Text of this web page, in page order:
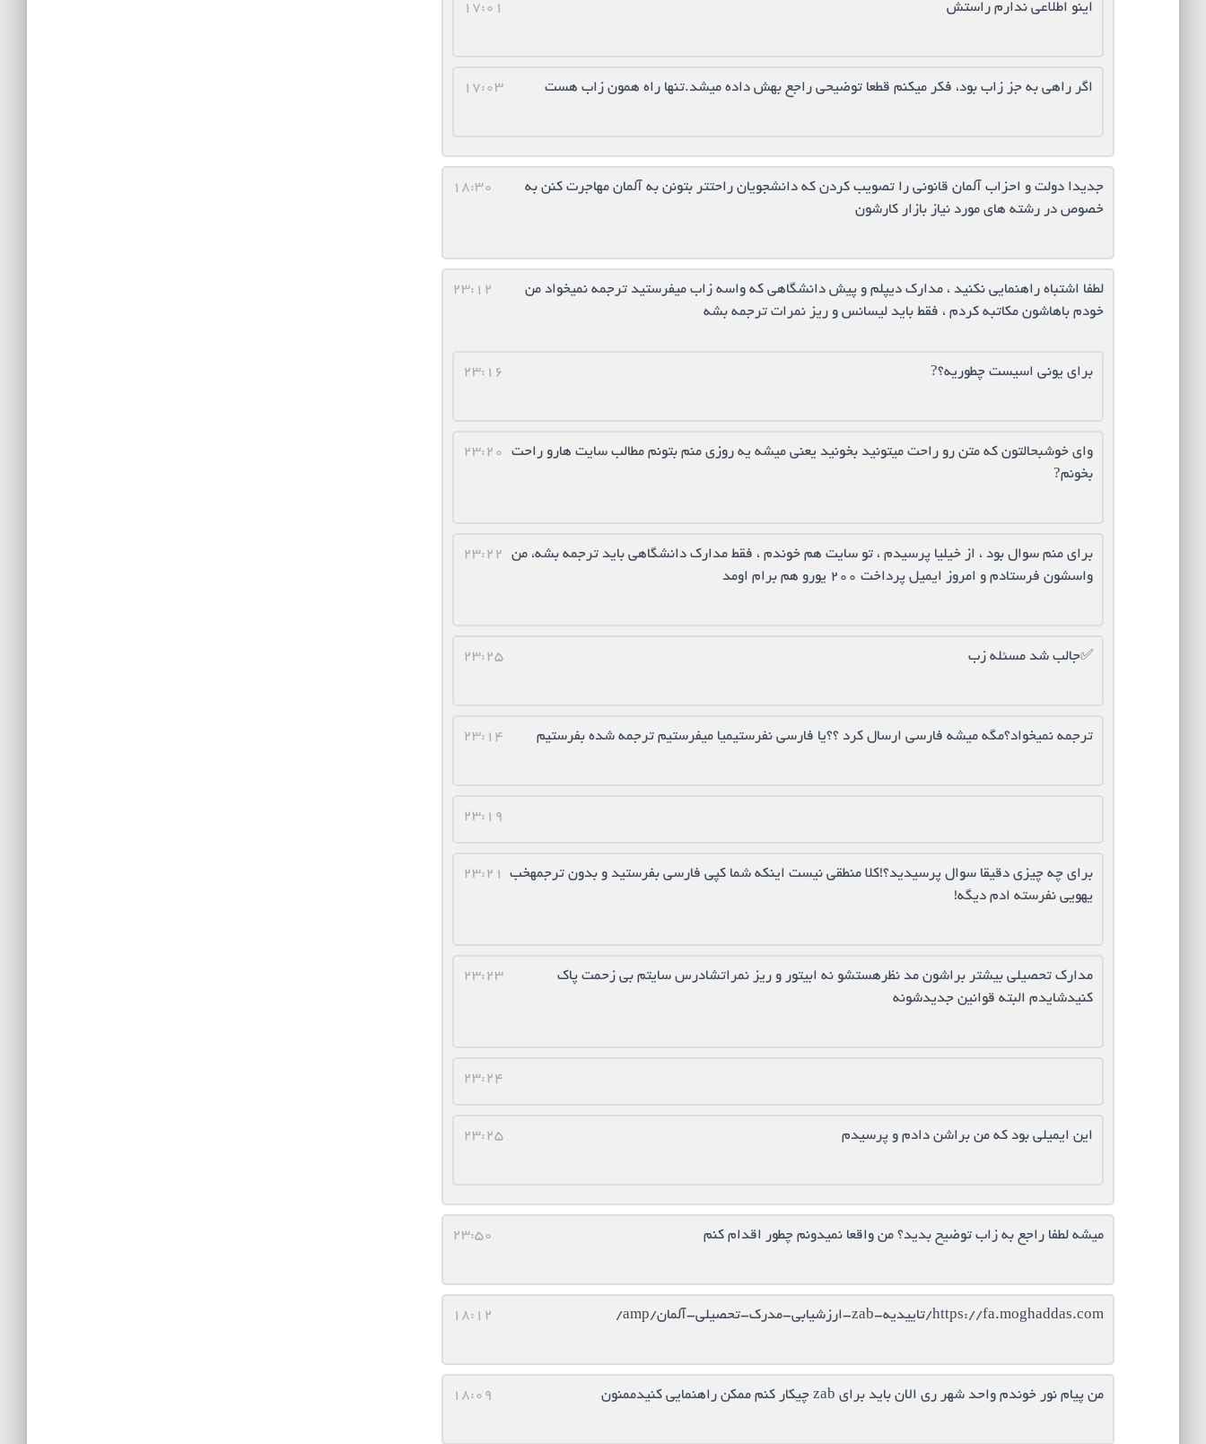
17:01 اینو اطلاعی ندارم راستش
17:03 اگر راهي به جز زاب بود، فكر ميكنم قطعا توضيحي راجع بهش داده ميشد.تنها راه همون زاب هست
18:30
جدیدا دولت و احزاب آلمان قانونی را تصویب کردن که دانشجویان راحتتر بتونن به آلمان مهاجرت کنن به
خصوص در رشته های مورد نیاز بازار کارشون
23:12
لطفا اشتباه راهنمایی نکنید ، مدارک دیپلم و پیش دانشگاهی که واسه زاب میفرستید ترجمه نمیخواد من
خودم باهاشون مکاتبه کردم ، فقط باید لیسانس و ریز نمرات ترجمه بشه
23:16 برای یونی اسیست چطوریه؟?
23:20
وای خوشبحالتون که متن رو راحت میتونید بخونید یعنی میشه یه روزی منم بتونم مطالب سایت هارو راحت
بخونم?
23:22
برای منم سوال بود ، از خیلیا پرسیدم ، تو سایت هم خوندم ، فقط مدارک دانشگاهی باید ترجمه بشه، من
واسشون فرستادم و امروز ایمیل پرداخت ۲۰۰ یورو هم برام اومد
23:25 ✅جالب شد مسئله زب
23:14 ترجمه نمیخواد؟مگه میشه فارسی ارسال کرد ؟؟یا فارسی نفرستیمیا میفرستیم ترجمه شده بفرستیم
23:19
23:21
برای چه چیزی دقیقا سوال پرسیدید؟!کلا منطقی نیست اینکه شما کپی فارسی بفرستید و بدون ترجمهخب
یهویی نفرسته ادم دیگه!
23:23
مدارک تحصیلی بیشتر براشون مد نظرهستشو نه ابیتور و ریز نمراتشادرس سایتم بی زحمت پاک
کنیدشایدم البته قوانین جدیدشونه
23:24
23:25 این ایمیلی بود که من براشن دادم و پرسیدم
23:50 ميشه لطفا راجع به زاب توضيح بديد؟ من واقعا نميدونم چطور اقدام كنم
18:12 https://fa.moghaddas.com/تاییدیه-zab-ارزشیابی-مدرک-تحصیلی-آلمان/amp/
18:09 من پیام نور خوندم واحد شهر ری الان باید برای zab چیکار کنم ممکن راهنمایی کنیدممنون